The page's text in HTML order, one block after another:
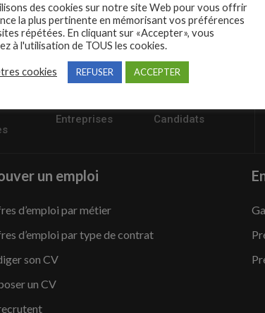
Entreprises Candidats
un emploi
d’emploi par métier
d’emploi par type de contrat
son CV
un CV
des cookies sur notre site Web pour vous offrir
la plus pertinente en mémorisant vos préférences
répétées. En cliquant sur «Accepter», vous
à l'utilisation de TOUS les cookies.
cookies REFUSER ACCEPTER